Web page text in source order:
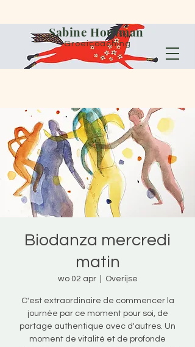
Sabine Houtman
Groeicoaching
Biodanza mercredi
matin
wo 02 apr
  |
Overijse
C'est extraordinaire de commencer la
journée par ce moment pour soi, de
partage authentique avec d'autres. Un
moment de vitalité et de profonde